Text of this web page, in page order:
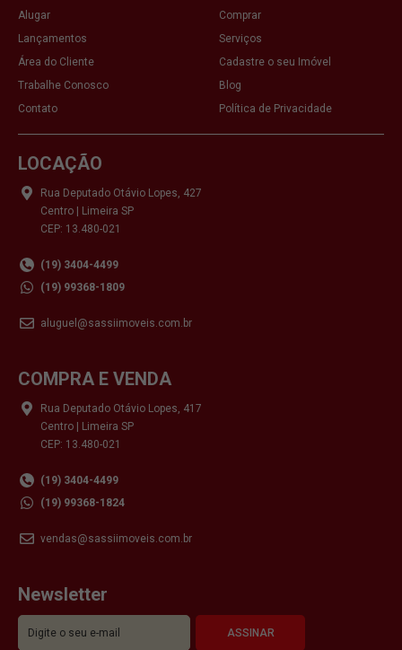
Alugar
Comprar
Lançamentos
Serviços
Área do Cliente
Cadastre o seu Imóvel
Trabalhe Conosco
Blog
Contato
Política de Privacidade
LOCAÇÃO
Rua Deputado Otávio Lopes, 427
Centro | Limeira SP
CEP: 13.480-021
(19) 3404-4499
(19) 99368-1809
aluguel@sassiimoveis.com.br
COMPRA E VENDA
Rua Deputado Otávio Lopes, 417
Centro | Limeira SP
CEP: 13.480-021
(19) 3404-4499
(19) 99368-1824
vendas@sassiimoveis.com.br
Newsletter